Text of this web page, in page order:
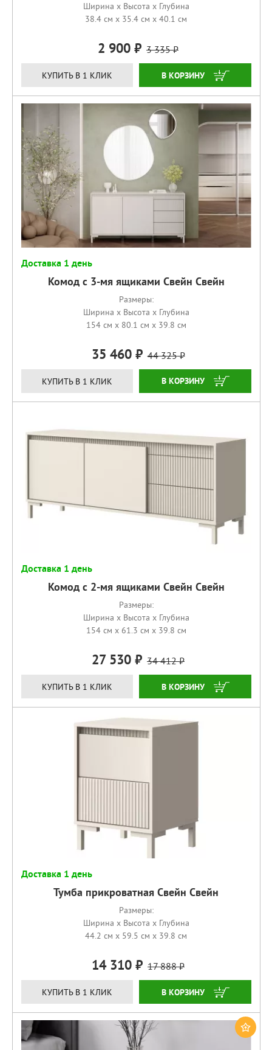
Ширина x Высота x Глубина
38.4 см x 35.4 см x 40.1 см
2 900 3 335
КУПИТЬ В 1 КЛИК КУПИТЬ
Доставка 1 день
Комод с 3-мя ящиками Свейн Свейн
Размеры:
Ширина x Высота x Глубина
154 см x 80.1 см x 39.8 см
35 460 44 325
КУПИТЬ В 1 КЛИК КУПИТЬ
Доставка 1 день
Комод с 2-мя ящиками Свейн Свейн
Размеры:
Ширина x Высота x Глубина
154 см x 61.3 см x 39.8 см
27 530 34 412
КУПИТЬ В 1 КЛИК КУПИТЬ
Доставка 1 день
Тумба прикроватная Свейн Свейн
Размеры:
Ширина x Высота x Глубина
44.2 см x 59.5 см x 39.8 см
14 310 17 888
КУПИТЬ В 1 КЛИК КУПИТЬ